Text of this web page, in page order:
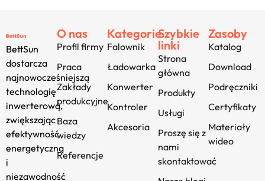
BettSun
dostarcza
najnowocześniejszą
technologię
inwerterową,
zwiększając
efektywność
energetyczną
i
niezawodność
O nas
Profil firmy
Praca
Zakłady
produkcyjne
Baza
wiedzy
Referencje
Kategorie
Falownik
Ładowarka
Konwerter
Kontroler
Akcesoria
Szybkie
linki
Strona
główna
Produkty
Usługi
Proszę się z
nami
skontaktować
Zasoby
Katalog
Download
Podręczniki
Certyfikaty
Materiały
wideo